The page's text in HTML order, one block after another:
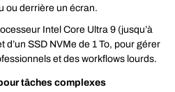
ou derrière un écran.
Intel Core Ultra 9 (jusqu’à
d’un SSD NVMe de 1 To, pour gérer
et des workflows lourds.
tâches complexes